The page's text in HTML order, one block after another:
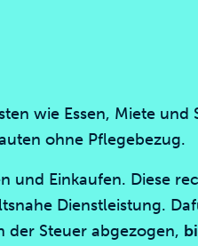
wie Essen, Miete und
ohne Pflegebezug.
und Einkaufen. Diese
Dienstleistung.
der Steuer abgezogen,